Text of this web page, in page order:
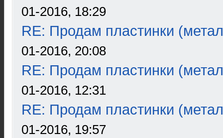
01-2016, 18:29
RE: Продам пластинки
01-2016, 20:08
RE: Продам пластинки
01-2016, 12:31
RE: Продам пластинки
01-2016, 19:57